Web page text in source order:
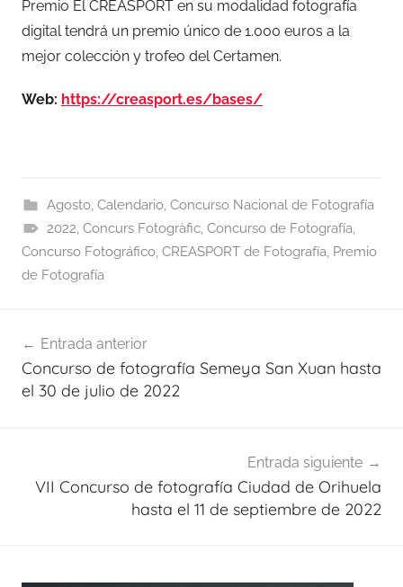
Premio El CREASPORT en su modalidad fotografía
digital tendrá un premio único de 1.000 euros a la
mejor colección y trofeo del Certamen.
Web: https://creasport.es/bases/
Agosto, Calendario, Concurso Nacional de Fotografía
2022, Concurs Fotogràfic, Concurso de Fotografía,
Concurso Fotográfico, CREASPORT de Fotografía, Premio
de Fotografía
de
entradas
Entrada anterior
Concurso de fotografía Semeya San Xuan hasta
el 30 de julio de 2022
Entrada siguiente
VII Concurso de fotografía Ciudad de Orihuela
hasta el 11 de septiembre de 2022